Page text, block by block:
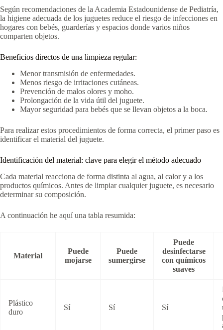
Según recomendaciones de la Academia Estadounidense de Pediatría,
la higiene adecuada de los juguetes reduce el riesgo de infecciones en
hogares con bebés, guarderías y espacios donde varios niños
comparten objetos.
Beneficios directos de una limpieza regular:
Menor transmisión de enfermedades.
Menos riesgo de irritaciones cutáneas.
Prevención de malos olores y moho.
Prolongación de la vida útil del juguete.
Mayor seguridad para bebés que se llevan objetos a la boca.
Para realizar estos procedimientos de forma correcta, el primer paso es
identificar el material del juguete.
Identificación del material: clave para elegir el método adecuado
Cada material reacciona de forma distinta al agua, al calor y a los
productos químicos. Antes de limpiar cualquier juguete, es necesario
determinar su composición.
A continuación he aquí una tabla resumida:
Material
Puede
mojarse
Puede
sumergirse
Puede
desinfectarse
con químicos
suaves
Plástico
duro
Sí Sí Sí